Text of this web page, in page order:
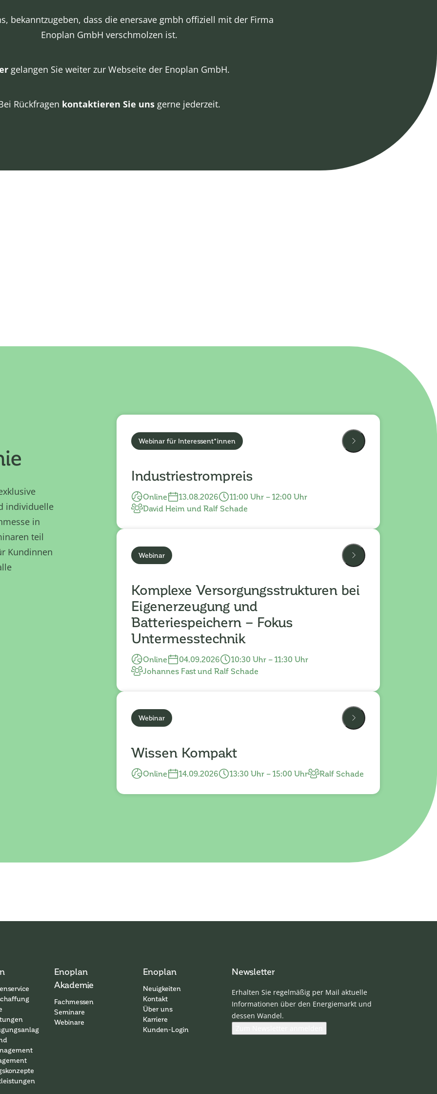
bekanntzugeben, dass die enersave gmbh offiziell mit der Firma
Enoplan GmbH verschmolzen ist.
gelangen Sie weiter zur Webseite der Enoplan GmbH.
Rückfragen kontaktieren Sie uns gerne jederzeit.
individuelle
in
teil
Kundinnen
Webinar für Interessent*innen
Industriestrompreis
Online 13.08.2026
11:00 Uhr – 12:00 Uhr
David Heim und Ralf Schade
Webinar
Komplexe Versorgungsstrukturen bei
Eigenerzeugung und
Batteriespeichern – Fokus
Untermesstechnik
Online 04.09.2026
10:30 Uhr – 11:30 Uhr
Johannes Fast und Ralf Schade
Webinar
Wissen Kompakt
Online 14.09.2026 13:30 Uhr – 15:00 Uhr Ralf Schade
Enoplan
Akademie
Fachmessen
Seminare
Webinare
Enoplan
Neuigkeiten
Kontakt
Über uns
Karriere
Kunden-Login
Newsletter
Erhalten Sie regelmäßig per Mail aktuelle
Informationen über den Energiemarkt und
dessen Wandel.